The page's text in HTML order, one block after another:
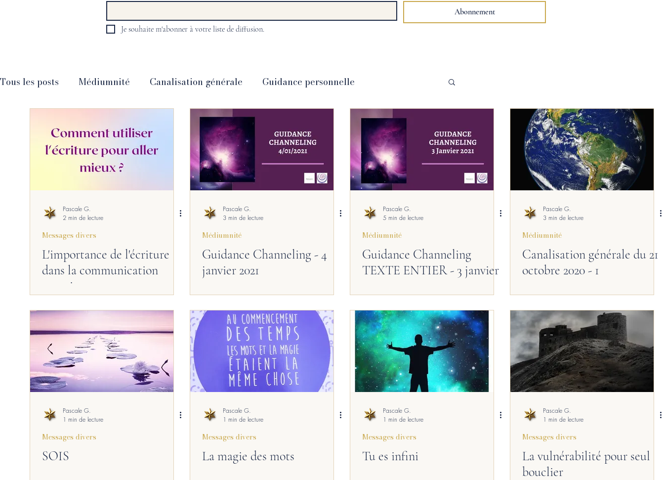
Abonnement
Je souhaite m'abonner à votre liste de diffusion.
Tous les posts Médiumnité Canalisation générale Guidance personnelle
Guidance intemporelle Cartomancie Coaching
Société Psycho, Santé & Bien-Etre Energétique Promotions
Hypnose spirituelle Podcast
Pascale G.
2 min de lecture
Messages divers
L'importance de l'écriture
dans la communication
consciente
Pascale G.
3 min de lecture
Médiumnité
Guidance Channeling - 4
janvier 2021
Pascale G.
5 min de lecture
Médiumnité
Guidance Channeling
TEXTE ENTIER - 3 janvier
Pascale G.
3 min de lecture
Médiumnité
Canalisation générale du 21
octobre 2020 - 1
Pascale G.
1 min de lecture
Messages divers
SOIS
Pascale G.
1 min de lecture
Messages divers
La magie des mots
Pascale G.
1 min de lecture
Messages divers
Tu es infini
Pascale G.
1 min de lecture
Messages divers
La vulnérabilité pour seul
bouclier